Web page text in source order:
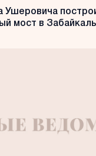
Ушеровича
мост в